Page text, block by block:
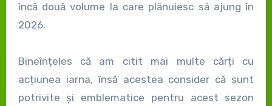
încă două volume la care plănuiesc să ajung în
2026.
Bineînțeles că am citit mai multe cărți cu
acțiunea iarna, însă acestea consider că sunt
potrivite și emblematice pentru acest sezon